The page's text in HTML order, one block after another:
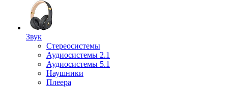
Звук
Стереосистемы
Аудиосистемы 2.1
Аудиосистемы 5.1
Наушники
Плеера